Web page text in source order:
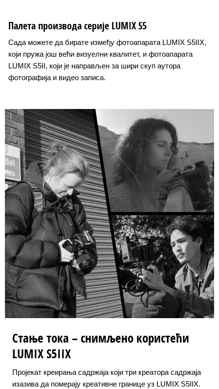
Палета производа серије LUMIX S5
Сада можете да бирате између фотоапарата LUMIX S5IIX,
који пружа још већи визуелни квалитет, и фотоапарата
LUMIX S5II, који је направљен за шири скуп аутора
фотографија и видео записа.
Стање тока – снимљено користећи
LUMIX S5IIX
Пројекат креирања садржаја који три креатора садржаја
изазива да померају креативне границе уз LUMIX S5IIX.